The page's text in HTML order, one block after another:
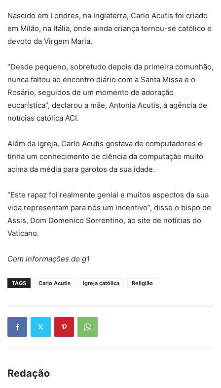
Nascido em Londres, na Inglaterra, Carlo Acutis foi criado
em Milão, na Itália, onde ainda criança tornou-se católico e
devoto da Virgem Maria.
“Desde pequeno, sobretudo depois da primeira comunhão,
nunca faltou ao encontro diário com a Santa Missa e o
Rosário, seguidos de um momento de adoração
eucarística”, declarou a mãe, Antonia Acutis, à agência de
notícias católica ACI.
Além da igreja, Carlo Acutis gostava de computadores e
tinha um conhecimento de ciência da computação muito
acima da média para garotos da sua idade.
“Este rapaz foi realmente genial e muitos aspectos da sua
vida representam para nós um incentivo”, disse o bispo de
Assis, Dom Domenico Sorrentino, ao site de notícias do
Vaticano.
Com informações do g1
TAGS Carlo Acutis Igreja católica Religião
Redação